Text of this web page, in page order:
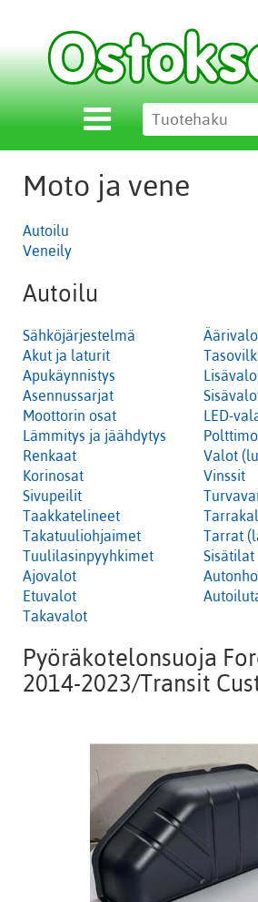
Moto ja vene
Autoilu
Veneily
Autoilu
Sähköjärjestelmä
Akut ja laturit
Apukäynnistys
Asennussarjat
Moottorin osat
Lämmitys ja jäähdytys
Renkaat
Korinosat
Sivupeilit
Taakkatelineet
Takatuuliohjaimet
Tuulilasinpyyhkimet
Ajovalot
Etuvalot
Takavalot
LED-
Valot
Vinssit
Tarrat
Sisätilat
Pyöräkotelonsuoja
2014-2023/Transit